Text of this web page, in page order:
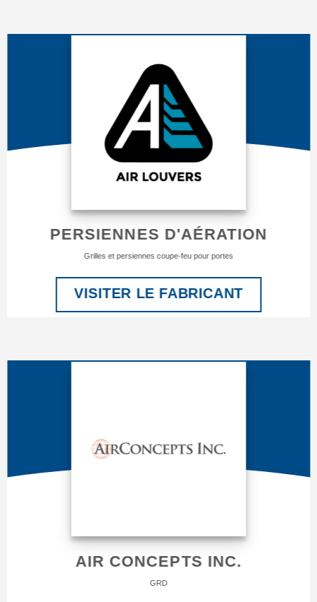
PERSIENNES D'AÉRATION
Grilles et persiennes coupe-feu pour portes
VISITER LE FABRICANT
AIR CONCEPTS INC.
GRD